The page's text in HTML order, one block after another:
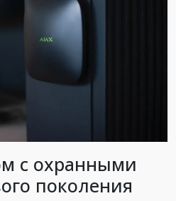
с охранными
поколения